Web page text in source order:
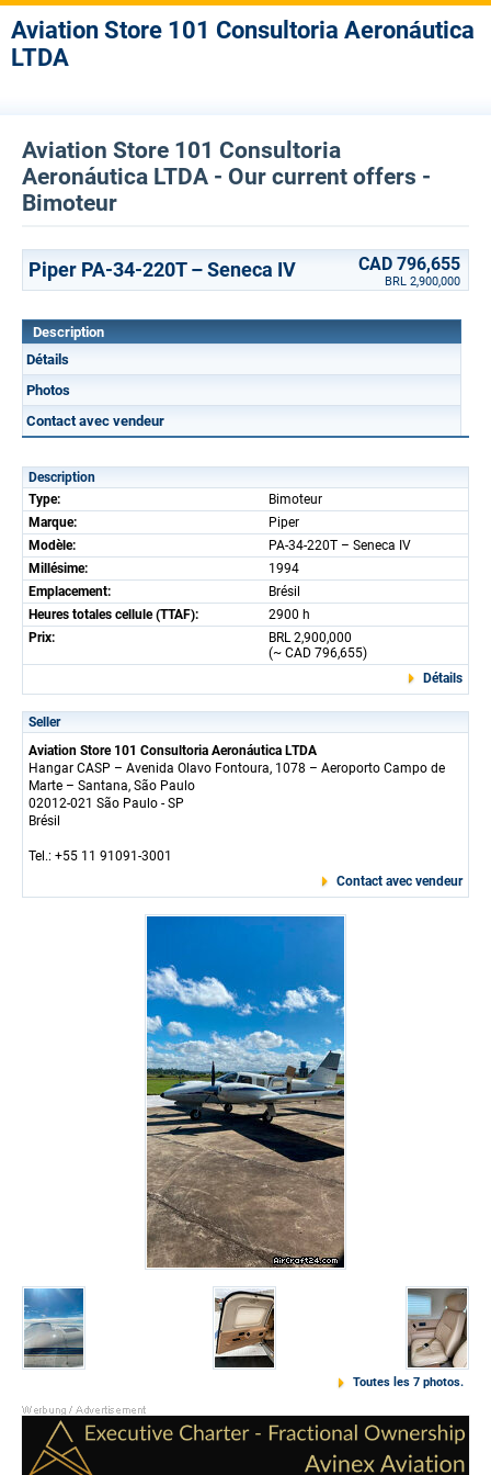
Aviation Store 101 Consultoria Aeronáutica
LTDA
Aviation Store 101 Consultoria
Aeronáutica LTDA - Our current offers -
Bimoteur
Piper PA-34-220T – Seneca IV CAD 796,655
BRL 2,900,000
Description
Détails
Photos
Contact avec vendeur
Description
Type:
Bimoteur
Marque:
Piper
Modèle:
PA-34-220T – Seneca IV
Millésime:
1994
Emplacement:
Brésil
Heures totales cellule (TTAF):
2900 h
Prix:
BRL 2,900,000
(~ CAD 796,655)
Détails
Seller
Aviation Store 101 Consultoria Aeronáutica LTDA
Hangar CASP – Avenida Olavo Fontoura, 1078 – Aeroporto Campo de
Marte – Santana, São Paulo
02012-021 São Paulo - SP
Brésil
Tel.: +55 11 91091-3001
Contact avec vendeur
Toutes les 7 photos.